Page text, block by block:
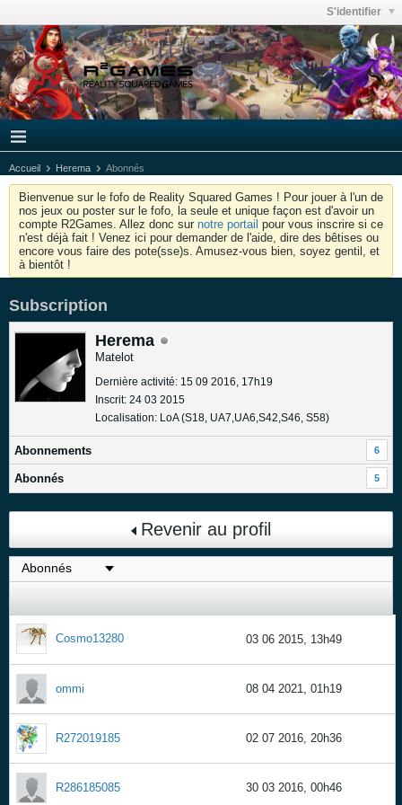
S'identifier
Accueil Herema Abonnés
Bienvenue sur le fofo de Reality Squared Games ! Pour jouer à l'un de
nos jeux ou poster sur le fofo, la seule et unique façon est d'avoir un
compte R2Games. Allez donc sur notre portail pour vous inscrire si ce
n'est déjà fait ! Venez ici pour demander de l'aide, dire des bêtises ou
encore vous faire des pote(sse)s. Amusez-vous bien, soyez gentil, et
à bientôt !
Subscription
Herema
Matelot
Dernière activité: 15 09 2016, 17h19
Inscrit: 24 03 2015
Localisation: LoA (S18, UA7,UA6,S42,S46, S58)
Abonnements 6
Abonnés 5
Revenir au profil
Cosmo13280 03 06 2015, 13h49
ommi 08 04 2021, 01h19
R272019185 02 07 2016, 20h36
R286185085 30 03 2016, 00h46